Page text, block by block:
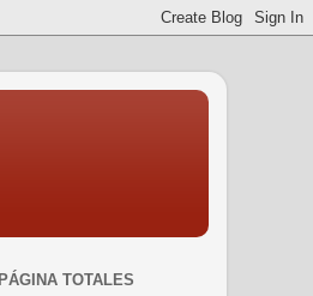
TOTALES